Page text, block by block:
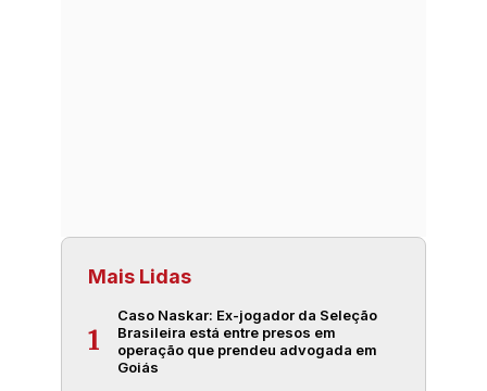
Mais Lidas
1
Caso Naskar: Ex-jogador da Seleção
Brasileira está entre presos em
operação que prendeu advogada em
Goiás